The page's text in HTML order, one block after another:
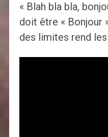
« Blah bla bla,
doit être « Bonjour
des limites rend